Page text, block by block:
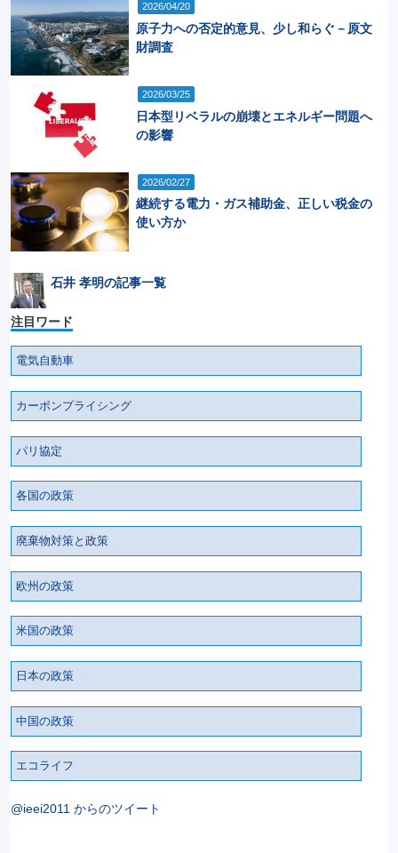
2026/04/20
原子力への否定的意見、少し和らぐ－原文
財調査
2026/03/25
日本型リベラルの崩壊とエネルギー問題へ
の影響
2026/02/27
継続する電力・ガス補助金、正しい税金の
使い方か
石井 孝明の記事一覧
注目ワード
電気自動車
カーボンプライシング
パリ協定
各国の政策
廃棄物対策と政策
欧州の政策
米国の政策
日本の政策
中国の政策
エコライフ
@ieei2011 からのツイート